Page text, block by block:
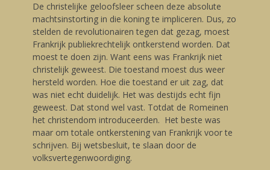
De christelijke geloofsleer scheen deze absolute
machtsinstorting in die koning te impliceren. Dus, zo
stelden de revolutionairen tegen dat gezag, moest
Frankrijk publiekrechtelijk ontkerstend worden. Dat
moest te doen zijn. Want eens was Frankrijk niet
christelijk geweest. Die toestand moest dus weer
hersteld worden. Hoe die toestand er uit zag, dat
was niet echt duidelijk. Het was destijds echt fijn
geweest. Dat stond wel vast. Totdat de Romeinen
het christendom introduceerden. Het beste was
maar om totale ontkerstening van Frankrijk voor te
schrijven. Bij wetsbesluit, te slaan door de
volksvertegenwoordiging.